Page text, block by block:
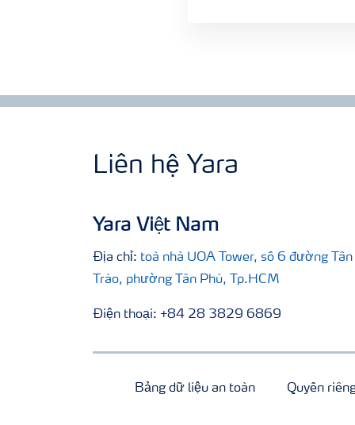
Liên hệ Yara
Yara Việt Nam
Địa chỉ: toà nhà UOA Tower, số 6 đường Tân
Trào, phường Tân Phú, Tp.HCM
Điện thoại: +84 28 3829 6869
Bảng dữ liệu an toàn Quyền